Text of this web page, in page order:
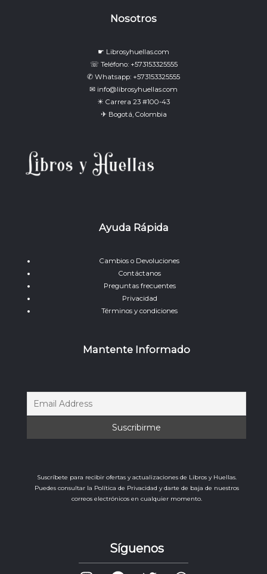
Nosotros
☛ Librosyhuellas.com
☏ Teléfono: +573153325555
✆ Whatsapp: +573153325555
✉ info@librosyhuellas.com
☀ Carrera 23 #100-43
✈ Bogotá, Colombia
Ayuda Rápida
Cambios o Devoluciones
Contáctanos
Preguntas frecuentes
Privacidad
Términos y condiciones
Mantente Informado
Suscríbete para recibir ofertas y actualizaciones de Libros y Huellas.
Puedes consultar la Política de Privacidad y darte de baja de nuestros
correos electrónicos en cualquier momento.
Síguenos